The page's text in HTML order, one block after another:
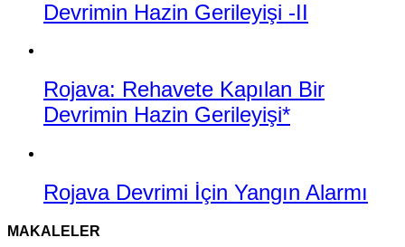
Devrimin Hazin Gerileyişi -II
Rojava: Rehavete Kapılan Bir
Devrimin Hazin Gerileyişi*
Rojava Devrimi İçin Yangın Alarmı
MAKALELER